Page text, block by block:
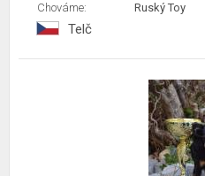
Chováme:
Ruský Toy
Telč